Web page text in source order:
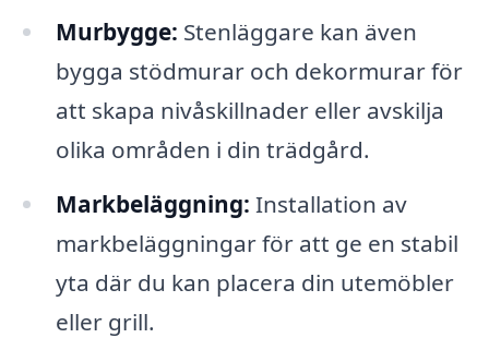
Murbygge: Stenläggare kan även
bygga stödmurar och dekormurar för
att skapa nivåskillnader eller avskilja
olika områden i din trädgård.
Markbeläggning: Installation av
markbeläggningar för att ge en stabil
yta där du kan placera din utemöbler
eller grill.